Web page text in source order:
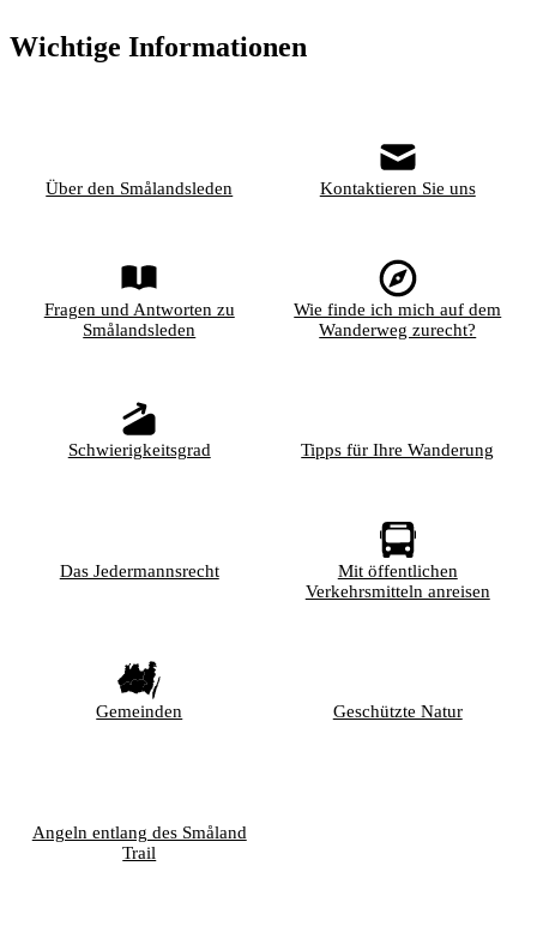
Wichtige Informationen
Über den Smålandsleden Kontaktieren Sie uns
Fragen und Antworten zu
Smålandsleden
Wie finde ich mich auf dem
Wanderweg zurecht?
Schwierigkeitsgrad Tipps für Ihre Wanderung
Das Jedermannsrecht
Mit öffentlichen
Verkehrsmitteln anreisen
Gemeinden Geschützte Natur
Angeln entlang des Småland
Trail